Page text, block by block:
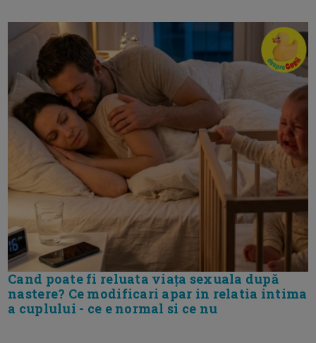
Cand poate fi reluata viața sexuala după
nastere? Ce modificari apar in relatia intima
a cuplului - ce e normal si ce nu